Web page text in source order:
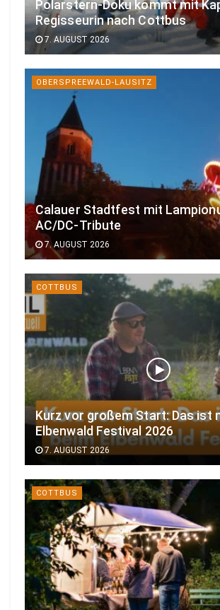
Polarstern-Doku kommt mit
Regisseurin nach Cottbus
7. AUGUST 2026
OBERSPREEWALD-LAUSITZ
Calauer Stadtfest mit
AC/DC-Tribute
7. AUGUST 2026
COTTBUS
Kurz vor großem Start: Das ist
Elbenwald Festival 2026
7. AUGUST 2026
COTTBUS